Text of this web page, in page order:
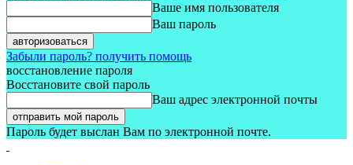
Ваше имя пользователя
Ваш пароль
Забыли пароль? получить помощь
восстановление пароля
Восстановите свой пароль
Ваш адрес электронной почты
Пароль будет выслан Вам по электронной почте.